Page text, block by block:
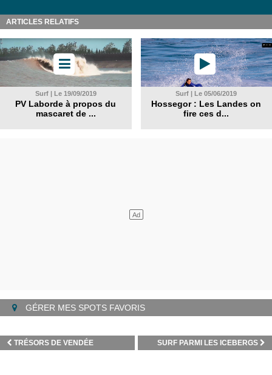
ARTICLES RELATIFS
Surf | Le 19/09/2019
PV Laborde à propos du
mascaret de ...
Surf | Le 05/06/2019
Hossegor : Les Landes on
fire ces d...
GÉRER MES SPOTS FAVORIS
SURF PARMI LES ICEBERGS
TRÉSORS DE VENDÉE